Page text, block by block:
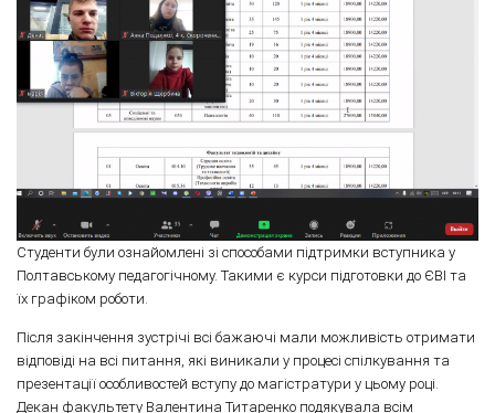
Студенти були ознайомлені зі способами підтримки вступника у
Полтавському педагогічному. Такими є курси підготовки до ЄВІ та
їх графіком роботи.
Після закінчення зустрічі всі бажаючі мали можливість отримати
відповіді на всі питання, які виникали у процесі спілкування та
презентації особливостей вступу до магістратури у цьому році.
Декан факультету Валентина Титаренко подякувала всім